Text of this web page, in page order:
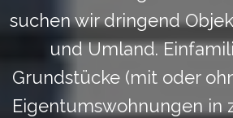
suchen wir dringend
und Umland.
Grundstücke (mit oder
Eigentumswohnungen in